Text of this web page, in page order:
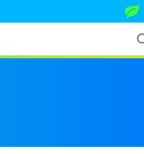
要なヒントをご紹介